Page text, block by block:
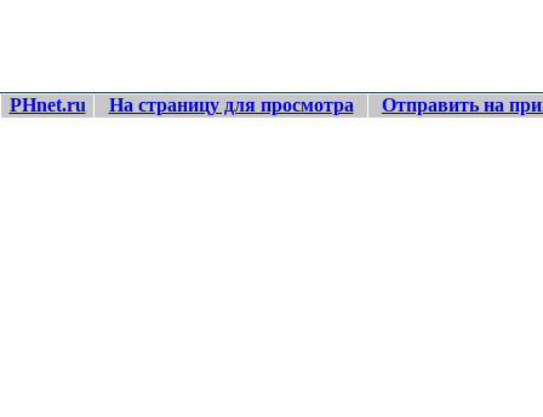
PHnet.ru На страницу для просмотра Отправить на